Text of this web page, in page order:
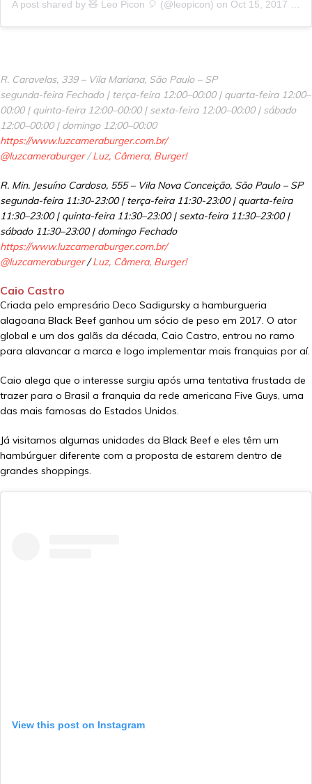
A post shared by 🧸 Leo Picon 🎈 (@leopicon) on Oct 15, 2017 at 10:23am PDT
R. Caravelas, 339 – Vila Mariana, São Paulo – SP
segunda-feira Fechado | terça-feira 12:00–00:00 | quarta-feira 12:00–
00:00 | quinta-feira 12:00–00:00 | sexta-feira 12:00–00:00 | sábado
12:00–00:00 | domingo 12:00–00:00
https://www.luzcameraburger.com.br/
@luzcameraburger/Luz, Câmera, Burger!
R. Min. Jesuíno Cardoso, 555 – Vila Nova Conceição, São Paulo – SP
segunda-feira 11:30-23:00 | terça-feira 11:30-23:00 | quarta-feira
11:30–23:00 | quinta-feira 11:30–23:00 | sexta-feira 11:30–23:00 |
sábado 11:30–23:00 | domingo Fechado
https://www.luzcameraburger.com.br/
@luzcameraburger/Luz, Câmera, Burger!
Caio Castro
Criada pelo empresário Deco Sadigursky a hamburgueria
alagoana Black Beef ganhou um sócio de peso em 2017. O ator
global e um dos galãs da década, Caio Castro, entrou no ramo
para alavancar a marca e logo implementar mais franquias por aí.
Caio alega que o interesse surgiu após uma tentativa frustada de
trazer para o Brasil a franquia da rede americana Five Guys, uma
das mais famosas do Estados Unidos.
Já visitamos algumas unidades da Black Beef e eles têm um
hambúrguer diferente com a proposta de estarem dentro de
grandes shoppings.
View this post on Instagram